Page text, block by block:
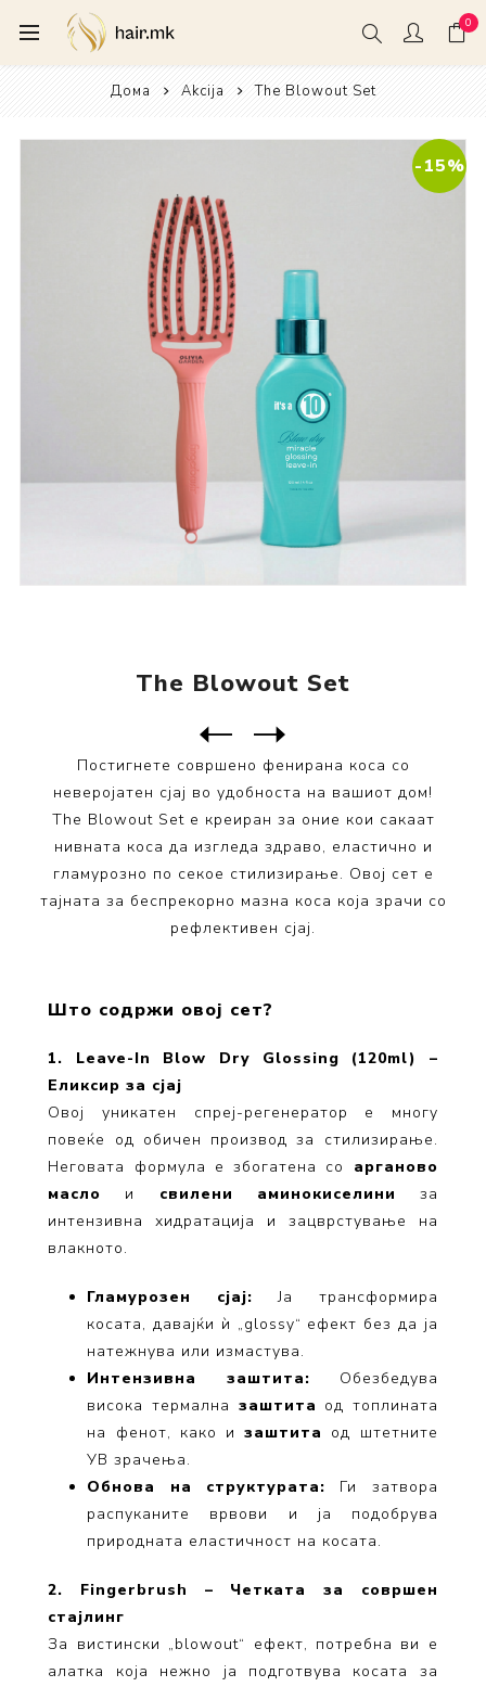
0
Дома Akcija The Blowout Set
-15%
The Blowout Set
Постигнете совршено фенирана коса со
неверојатен сјај во удобноста на вашиот дом!
The Blowout Set е креиран за оние кои сакаат
нивната коса да изгледа здраво, еластично и
гламурозно по секое стилизирање. Овој сет е
тајната за беспрекорно мазна коса која зрачи со
рефлективен сјај.
Што содржи овој сет?
1. Leave-In Blow Dry Glossing (120ml) –
Еликсир за сјај
Овој уникатен спреј-регенератор е многу
повеќе од обичен производ за стилизирање.
Неговата формула е збогатена со арганово
масло и свилени аминокиселини за
интензивна хидратација и зацврстување на
влакното.
Гламурозен сјај: Ја трансформира
косата, давајќи ѝ „glossy“ ефект без да ја
натежнува или измастува.
Интензивна заштита: Обезбедува
висока термална заштита од топлината
на фенот, како изаштита од штетните
УВ зрачења.
Обнова на структурата: Ги затвора
распуканите врвови и ја подобрува
природната еластичност на косата.
2. Fingerbrush – Четката за совршен
стајлинг
За вистински „blowout“ ефект, потребна ви е
алатка која нежно ја подготвува косата за